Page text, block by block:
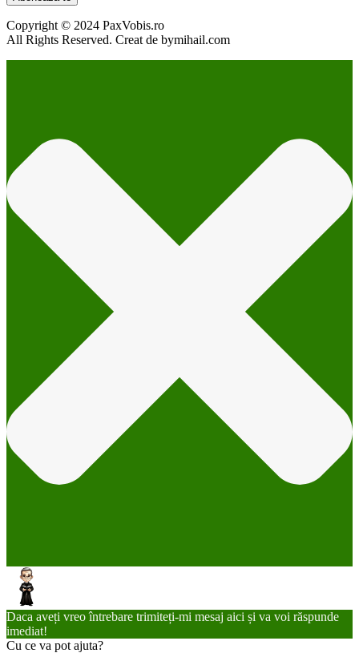
Copyright © 2024 PaxVobis.ro
All Rights Reserved. Creat de bymihail.com
Daca aveți vreo întrebare trimiteți-mi mesaj aici și va voi răspunde
imediat!
Cu ce va pot ajuta?